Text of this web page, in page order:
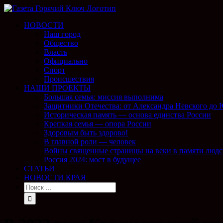
НОВОСТИ
Наш город
Общество
Власть
Официально
Спорт
Происшествия
НАШИ ПРОЕКТЫ
Большая семья: миссия выполнима
Защитники Отечества: от Александра Невского
Историческая память — основа единства России
Крепкая семья — опора России
Здоровым быть здорово!
В главной роли — человек
Войны священные страницы на веки в памяти
Россия 2024: мост в будущее
СТАТЬИ
НОВОСТИ КРАЯ